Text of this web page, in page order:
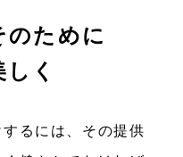
のために
く
るには、その提供